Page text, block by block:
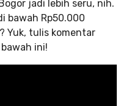
jadi lebih seru, nih.
bawah Rp50.000
Yuk, tulis komentar
ini!